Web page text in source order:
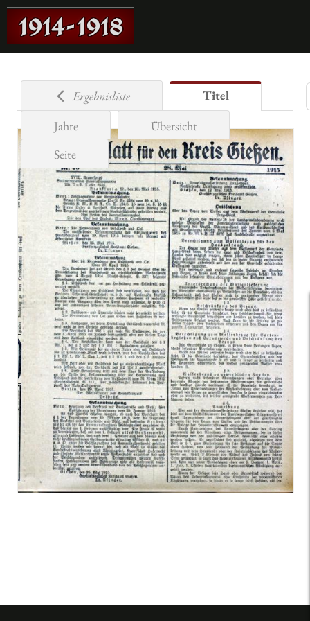
Ergebnisliste
Titel
Jahre
Übersicht
Seite